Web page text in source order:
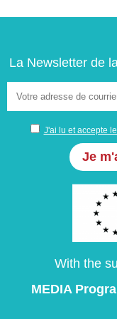
La Newsletter de
J'ai lu et accepte
With the
MEDIA